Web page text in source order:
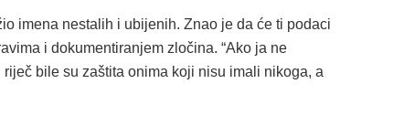
imena nestalih i ubijenih. Znao je da će ti podaci
i dokumentiranjem zločina. “Ako ja ne
bile su zaštita onima koji nisu imali nikoga, a